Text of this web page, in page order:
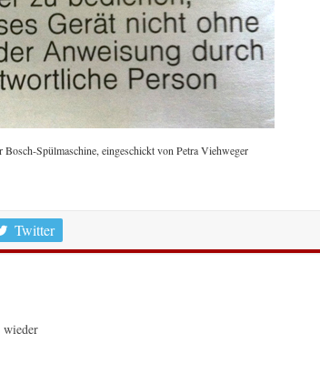
Bosch-Spülmaschine, eingeschickt von Petra Viehweger
Twitter
wieder